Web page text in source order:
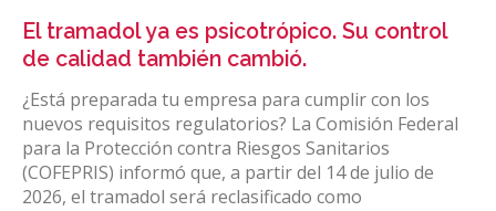
El tramadol ya es psicotrópico. Su control
de calidad también cambió.
¿Está preparada tu empresa para cumplir con los
nuevos requisitos regulatorios? La Comisión Federal
para la Protección contra Riesgos Sanitarios
(COFEPRIS) informó que, a partir del 14 de julio de
2026, el tramadol será reclasificado como